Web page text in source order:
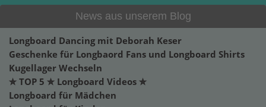
News aus unserem Blog
Longboard Dancing mit Deborah Keser
Geschenke für Longbaord Fans und Longboard Shirts
Kugellager Wechseln
✮ TOP 5 ✮ Longboard Videos ✮
Longboard für Mädchen